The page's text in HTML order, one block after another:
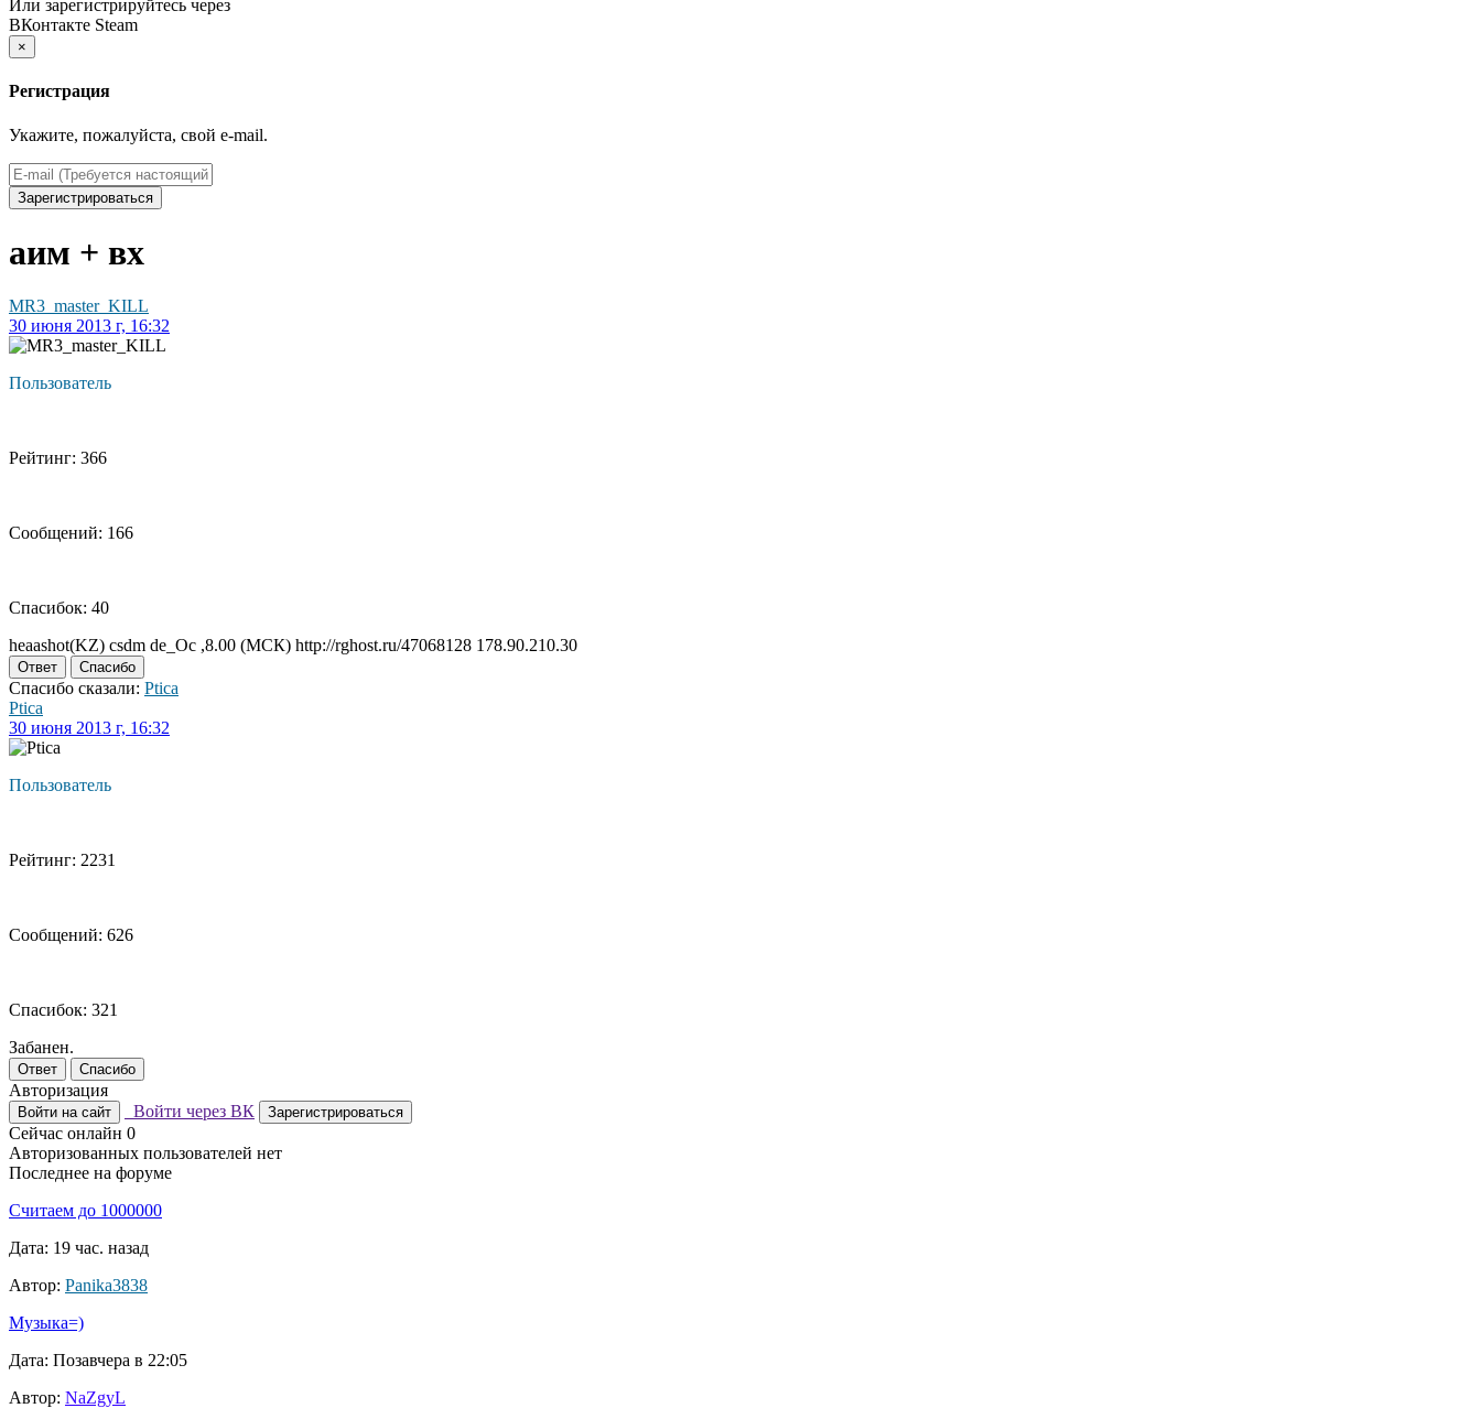
Или зарегистрируйтесь через
ВКонтакте Steam
×
Регистрация
Укажите, пожалуйста, свой e-mail.
Зарегистрироваться
аим + вх
MR3_master_KILL
30 июня 2013 г, 16:32
Пользователь
Рейтинг: 366
Сообщений: 166
Спасибок: 40
heaashot(KZ) csdm de_Oc ,8.00 (МСК) http://rghost.ru/47068128 178.90.210.30
Ответ Спасибо
Спасибо сказали: Ptica
Ptica
30 июня 2013 г, 16:32
Пользователь
Рейтинг: 2231
Сообщений: 626
Спасибок: 321
Забанен.
Ответ Спасибо
Авторизация
Войти на сайт Войти через ВК Зарегистрироваться
Сейчас онлайн 0
Авторизованных пользователей нет
Последнее на форуме
Считаем до 1000000
Дата: 19 час. назад
Автор: Panika3838
Музыка=)
Дата: Позавчера в 22:05
Автор: NaZgyL